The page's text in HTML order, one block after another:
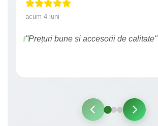
acum 4 luni
"Prețuri bune si accesorii de calitate"